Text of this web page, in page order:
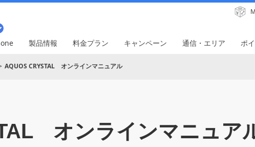
製品情報 料金プラン キャンペーン 通信・エリア ポ
AQUOS CRYSTAL オンラインマニュアル
オンラインマニュア